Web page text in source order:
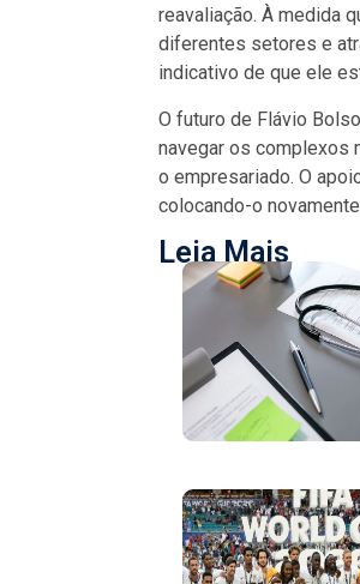
reavaliação. À medida
diferentes setores e
indicativo de que ele
O futuro de Flávio
navegar os complexos
o empresariado. O
colocando-o
Leia Mais